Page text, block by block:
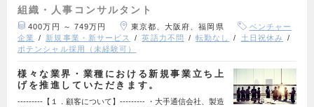
組織・人事コンサルタント
400万円 ～ 749万円 東京都、大阪府、福岡県
ベンチャー
企業
新規事業・新サービス 英語力不問 転勤なし
土日祝休み
ポテンシャル採用（未経験可）
様々な業界・業種における新規事業立ち上
げを推進していただきます。
---------【１．顧客について】--------- ・大手通信会社、製造